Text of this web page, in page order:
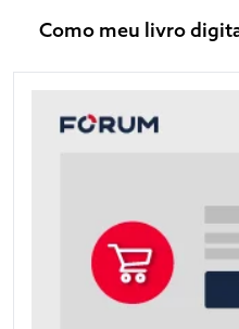
Como meu livro